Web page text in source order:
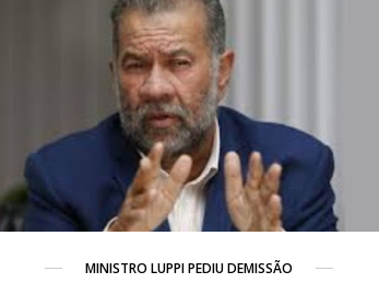
MINISTRO LUPPI PEDIU DEMISSÃO